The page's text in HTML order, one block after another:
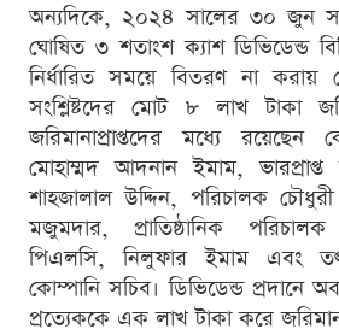
অন্যদিকে, ২০২৪ সালের ৩০ জুন
ঘোষিত ৩ শতাংশ ক্যাশ ডিভিডেন্ড
নির্ধারিত সময়ে বিতরণ না করায়
সংশ্লিষ্টদের মোট ৮ লাখ টাকা
জরিমানাপ্রাপ্তদের মধ্যে রয়েছেন
মোহাম্মদ আদনান ইমাম, ভারপ্রাপ্ত
শাহজালাল উদ্দিন, পরিচালক
মজুমদার, প্রাতিষ্ঠানিক
পিএলসি, নিলুফার ইমাম এবং
কোম্পানি সচিব। ডিভিডেন্ড প্রদানে
প্রত্যেককে এক লাখ টাকা করে